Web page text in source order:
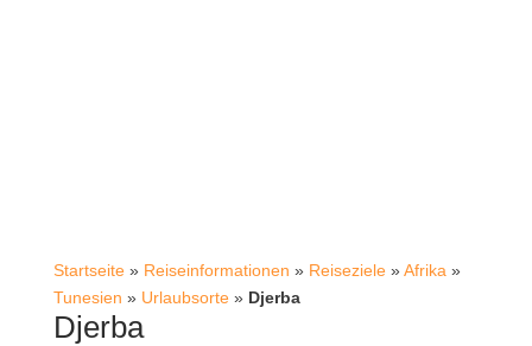
Startseite» Reiseinformationen » Reiseziele»Afrika »
Tunesien » Urlaubsorte» Djerba
Djerba